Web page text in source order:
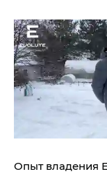
Опыт владения